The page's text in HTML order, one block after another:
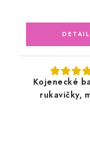
Kojenecké
rukavičky,